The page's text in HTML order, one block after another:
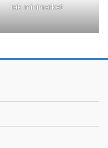
rak minimarket